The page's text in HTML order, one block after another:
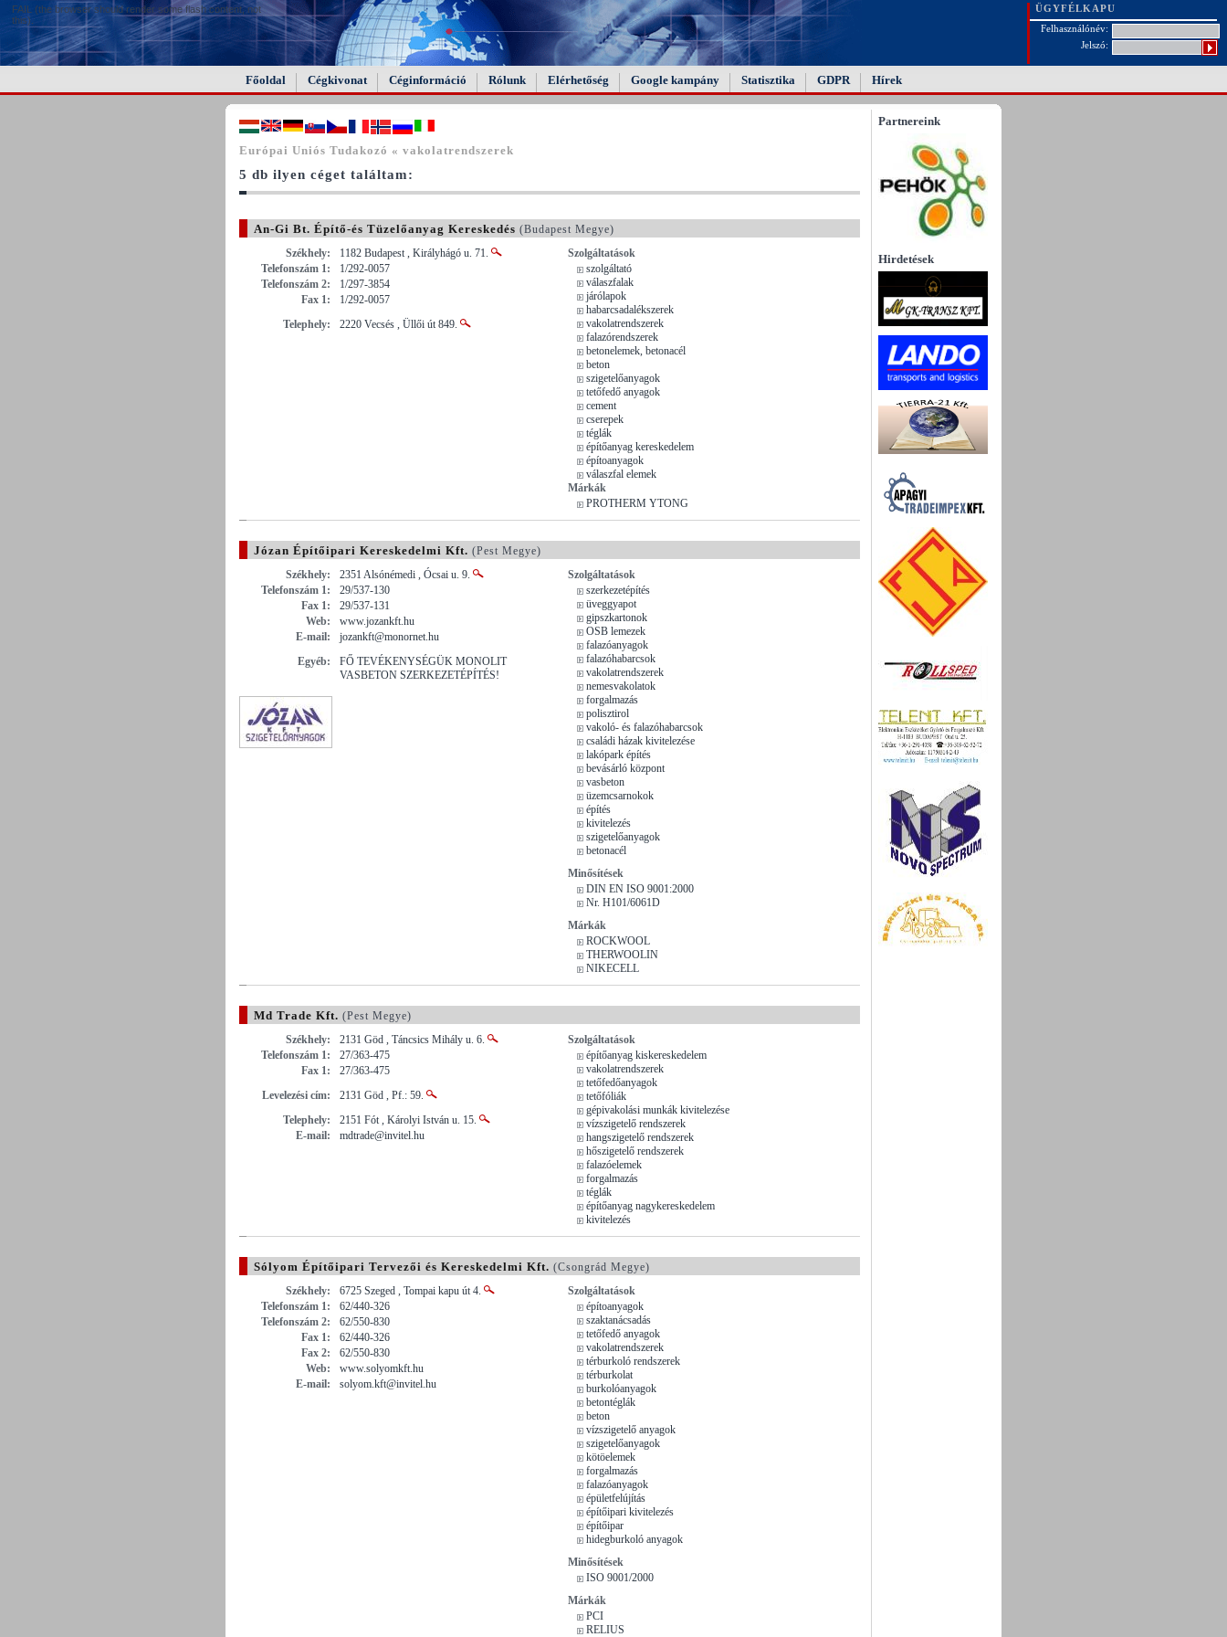
FAIL (the browser should render some flash content, not
this).
ÜGYFÉLKAPU
Felhasználónév:
Jelszó:
Főoldal Cégkivonat Céginformáció Rólunk Elérhetőség Google kampány Statisztika GDPR Hírek
Európai Uniós Tudakozó « vakolatrendszerek
5 db ilyen céget találtam:
An-Gi Bt. Építő-és Tüzelőanyag Kereskedés (Budapest Megye)
Székhely:
1182 Budapest , Királyhágó u. 71.
Telefonszám 1:
1/292-0057
Telefonszám 2:
1/297-3854
Fax 1:
1/292-0057
Telephely:
2220 Vecsés , Üllői út 849.
Szolgáltatások
szolgáltató
válaszfalak
járólapok
habarcsadalékszerek
vakolatrendszerek
falazórendszerek
betonelemek, betonacél
beton
szigetelőanyagok
tetőfedő anyagok
cement
cserepek
téglák
építőanyag kereskedelem
építoanyagok
válaszfal elemek
Márkák
PROTHERM YTONG
Józan Építőipari Kereskedelmi Kft. (Pest Megye)
Székhely:
2351 Alsónémedi , Ócsai u. 9.
Telefonszám 1:
29/537-130
Fax 1:
29/537-131
Web:
www.jozankft.hu
E-mail:
jozankft@monornet.hu
Egyéb:
FŐ TEVÉKENYSÉGÜK MONOLIT
VASBETON SZERKEZETÉPÍTÉS!
Szolgáltatások
szerkezetépítés
üveggyapot
gipszkartonok
OSB lemezek
falazóanyagok
falazóhabarcsok
vakolatrendszerek
nemesvakolatok
forgalmazás
polisztirol
vakoló- és falazóhabarcsok
családi házak kivitelezése
lakópark építés
bevásárló központ
vasbeton
üzemcsarnokok
építés
kivitelezés
szigetelőanyagok
betonacél
Minősítések
DIN EN ISO 9001:2000
Nr. H101/6061D
Márkák
ROCKWOOL
THERWOOLIN
NIKECELL
Md Trade Kft. (Pest Megye)
Székhely:
2131 Göd , Táncsics Mihály u. 6.
Telefonszám 1:
27/363-475
Fax 1:
27/363-475
Levelezési cím:
2131 Göd , Pf.: 59.
Telephely:
2151 Fót , Károlyi István u. 15.
E-mail:
mdtrade@invitel.hu
Szolgáltatások
építőanyag kiskereskedelem
vakolatrendszerek
tetőfedőanyagok
tetőfóliák
gépivakolási munkák kivitelezése
vízszigetelő rendszerek
hangszigetelő rendszerek
hőszigetelő rendszerek
falazóelemek
forgalmazás
téglák
építőanyag nagykereskedelem
kivitelezés
Sólyom Építőipari Tervezői és Kereskedelmi Kft. (Csongrád Megye)
Székhely:
6725 Szeged , Tompai kapu út 4.
Telefonszám 1:
62/440-326
Telefonszám 2:
62/550-830
Fax 1:
62/440-326
Fax 2:
62/550-830
Web:
www.solyomkft.hu
E-mail:
solyom.kft@invitel.hu
Szolgáltatások
építoanyagok
szaktanácsadás
tetőfedő anyagok
vakolatrendszerek
térburkoló rendszerek
térburkolat
burkolóanyagok
betontéglák
beton
vízszigetelő anyagok
szigetelőanyagok
kötöelemek
forgalmazás
falazóanyagok
épületfelújítás
építőipari kivitelezés
építőipar
hidegburkoló anyagok
Minősítések
ISO 9001/2000
Márkák
PCI
RELIUS
Partnereink
Hirdetések